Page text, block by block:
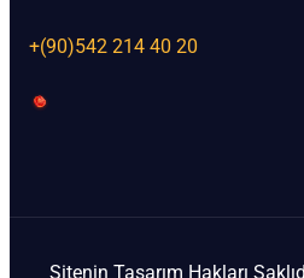
+(90)542 214 40 20
Sitenin Tasarım Hakları